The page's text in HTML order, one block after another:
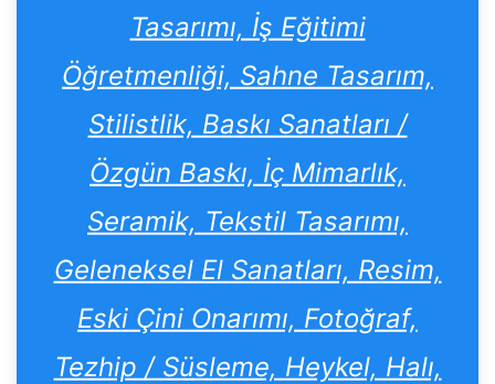
Tasarımı, İş Eğitimi
Öğretmenliği, Sahne Tasarım,
Stilistlik, Baskı Sanatları /
Özgün Baskı, İç Mimarlık,
Seramik, Tekstil Tasarımı,
Geleneksel El Sanatları, Resim,
Eski Çini Onarımı, Fotoğraf,
Tezhip / Süsleme, Heykel, Halı,